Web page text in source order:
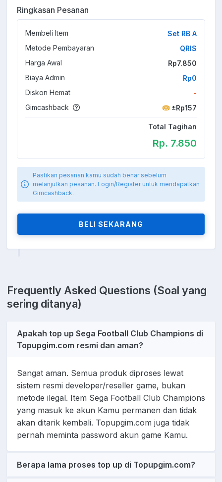
Ringkasan Pesanan
Membeli Item
Set RB A
Metode Pembayaran
QRIS
Harga Awal
Rp7.850
Biaya Admin
Rp0
Diskon Hemat
-
Gimcashback
±Rp157
Total Tagihan
Rp. 7.850
Pastikan pesanan kamu sudah benar sebelum
melanjutkan pesanan. Login/Register untuk mendapatkan
Gimcashback.
BELI SEKARANG
Frequently Asked Questions (Soal yang
sering ditanya)
Apakah top up Sega Football Club Champions di
Topupgim.com resmi dan aman?
Sangat aman. Semua produk diproses lewat
sistem resmi developer/reseller game, bukan
metode ilegal. Item Sega Football Club Champions
yang masuk ke akun Kamu permanen dan tidak
akan ditarik kembali. Topupgim.com juga tidak
pernah meminta password akun game Kamu.
Berapa lama proses top up di Topupgim.com?